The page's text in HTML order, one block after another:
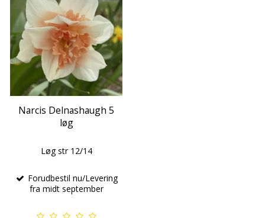
Narcis Delnashaugh 5
løg
Løg str 12/14
Forudbestil nu/Levering
fra midt september